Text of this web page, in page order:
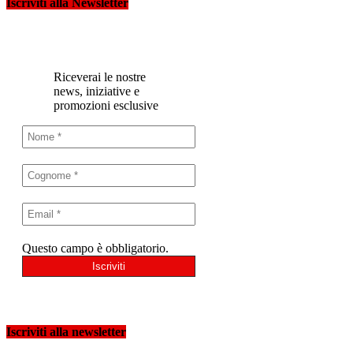
Iscriviti alla Newsletter
Riceverai le nostre
news, iniziative e
promozioni esclusive
Questo campo è obbligatorio.
Iscriviti alla newsletter